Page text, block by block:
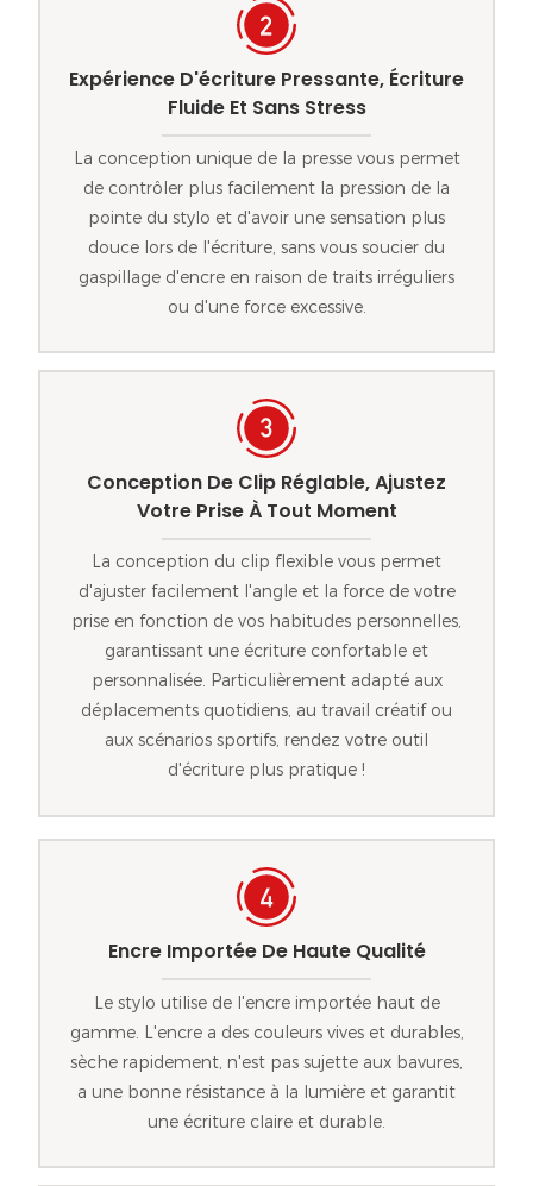
Expérience D'écriture Pressante, Écriture
Fluide Et Sans Stress
La conception unique de la presse vous permet
de contrôler plus facilement la pression de la
pointe du stylo et d'avoir une sensation plus
douce lors de l'écriture, sans vous soucier du
gaspillage d'encre en raison de traits irréguliers
ou d'une force excessive.
Conception De Clip Réglable, Ajustez
Votre Prise À Tout Moment
La conception du clip flexible vous permet
d'ajuster facilement l'angle et la force de votre
prise en fonction de vos habitudes personnelles,
garantissant une écriture confortable et
personnalisée. Particulièrement adapté aux
déplacements quotidiens, au travail créatif ou
aux scénarios sportifs, rendez votre outil
d'écriture plus pratique !
Encre Importée De Haute Qualité
Le stylo utilise de l'encre importée haut de
gamme. L'encre a des couleurs vives et durables,
sèche rapidement, n'est pas sujette aux bavures,
a une bonne résistance à la lumière et garantit
une écriture claire et durable.